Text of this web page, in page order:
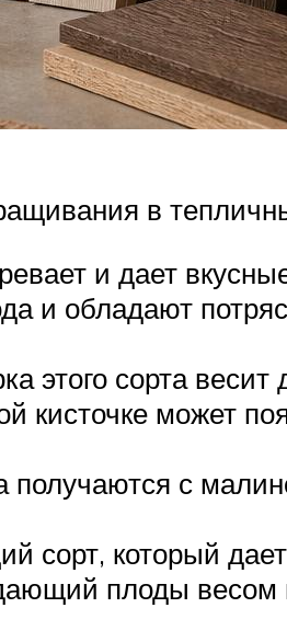
в
и дает
и обладают
этого сорта
кисточке может
получаются с
сорт, который
плоды весом